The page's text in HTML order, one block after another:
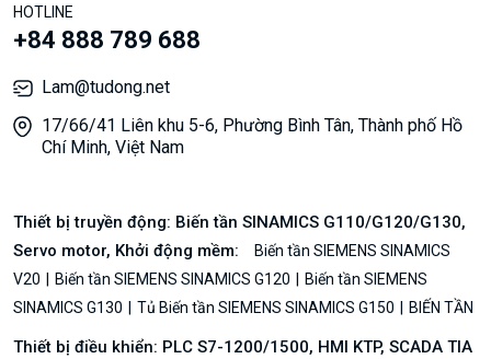
HOTLINE
+84 888 789 688
Lam@tudong.net
17/66/41 Liên khu 5-6, Phường Bình Tân, Thành phố Hồ
Chí Minh, Việt Nam
Thiết bị truyền động: Biến tần SINAMICS G110/G120/G130,
Servo motor, Khởi động mềm:
Biến tần SIEMENS SINAMICS
V20
Biến tần SIEMENS SINAMICS G120
Biến tần SIEMENS
SINAMICS G130
Tủ Biến tần SIEMENS SINAMICS G150 BIẾN TẦN
Thiết bị điều khiển: PLC S7-1200/1500, HMI KTP, SCADA TIA